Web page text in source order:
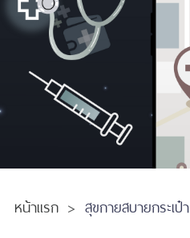
หน้าแรก สุขกายสบายกระเป๋า